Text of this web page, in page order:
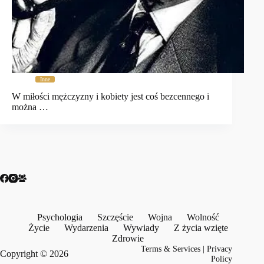
Inne
W miłości mężczyzny i kobiety jest coś bezcennego i
można …
Psychologia Szczęście Wojna
Wolność
Życie
Wydarzenia Wywiady
Z życia wzięte
Zdrowie
Copyright © 2026
Terms & Services |Privacy
Policy